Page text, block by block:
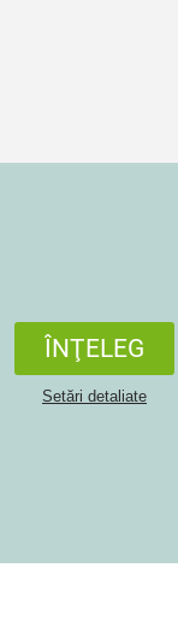
ÎNŢELEG
Setări detaliate